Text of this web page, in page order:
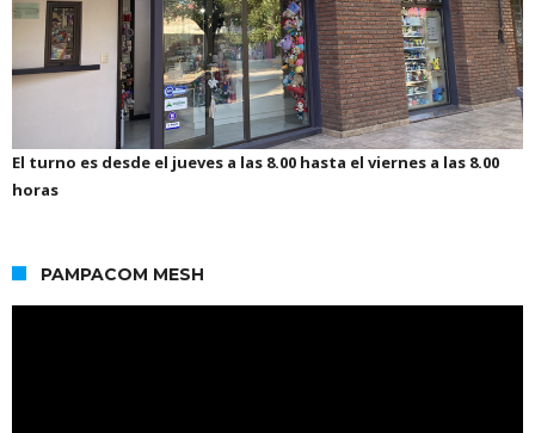
El turno es desde el jueves a las 8.00 hasta el viernes a las 8.00
horas
PAMPACOM MESH